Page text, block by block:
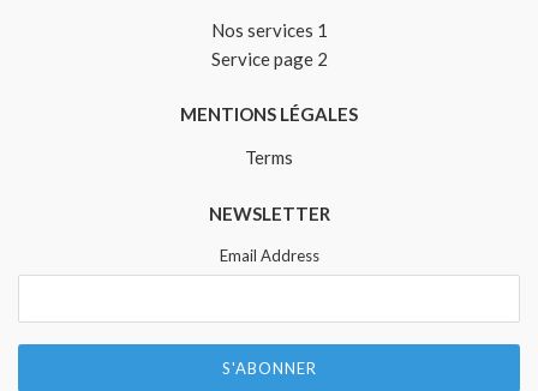
Nos services 1
Service page 2
MENTIONS LÉGALES
Terms
NEWSLETTER
Email Address